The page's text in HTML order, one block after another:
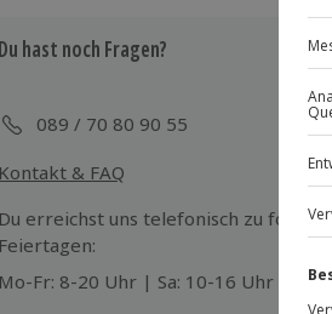
Ganzjährig zu bestimmten
Mindestalter des
Wetter
Wetterunabhängig
Teilnehmer
Gutschein gültig für 2 Personen
Du hast noch Fragen?
089 / 70 80 90 55
Kontakt & FAQ
Du erreichst uns telefonisch zu
Feiertagen:
Mo-Fr: 8-20 Uhr | Sa: 10-16 Uhr